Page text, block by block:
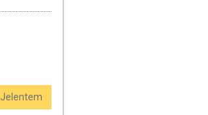
Jelentem